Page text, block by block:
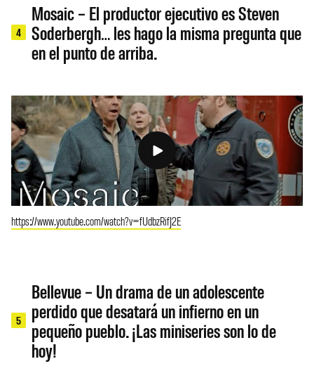
4
Mosaic – El productor ejecutivo es Steven
Soderbergh… les hago la misma pregunta que
en el punto de arriba.
https://www.youtube.com/watch?v=fUdbzRifJ2E
5
Bellevue – Un drama de un adolescente
perdido que desatará un infierno en un
pequeño pueblo. ¡Las miniseries son lo de
hoy!